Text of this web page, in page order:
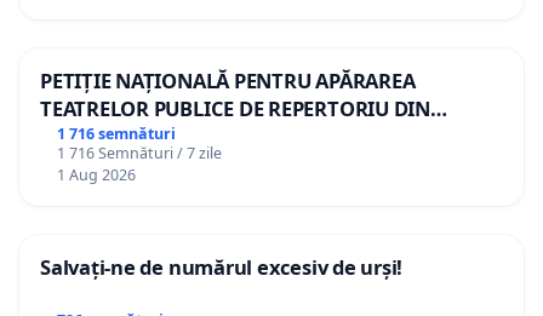
PETIȚIE NAȚIONALĂ PENTRU APĂRAREA
TEATRELOR PUBLICE DE REPERTORIU DIN
ROMÂNIA
1 716 semnături
1 716 Semnături / 7 zile
1 Aug 2026
Salvați-ne de numărul excesiv de urși!